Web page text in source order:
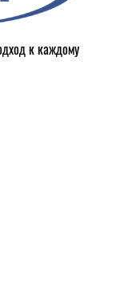
к каждому